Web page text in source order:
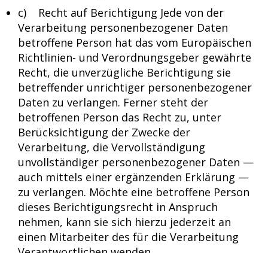
c) Recht auf Berichtigung Jede von der
Verarbeitung personenbezogener Daten
betroffene Person hat das vom Europäischen
Richtlinien- und Verordnungsgeber gewährte
Recht, die unverzügliche Berichtigung sie
betreffender unrichtiger personenbezogener
Daten zu verlangen. Ferner steht der
betroffenen Person das Recht zu, unter
Berücksichtigung der Zwecke der
Verarbeitung, die Vervollständigung
unvollständiger personenbezogener Daten —
auch mittels einer ergänzenden Erklärung —
zu verlangen. Möchte eine betroffene Person
dieses Berichtigungsrecht in Anspruch
nehmen, kann sie sich hierzu jederzeit an
einen Mitarbeiter des für die Verarbeitung